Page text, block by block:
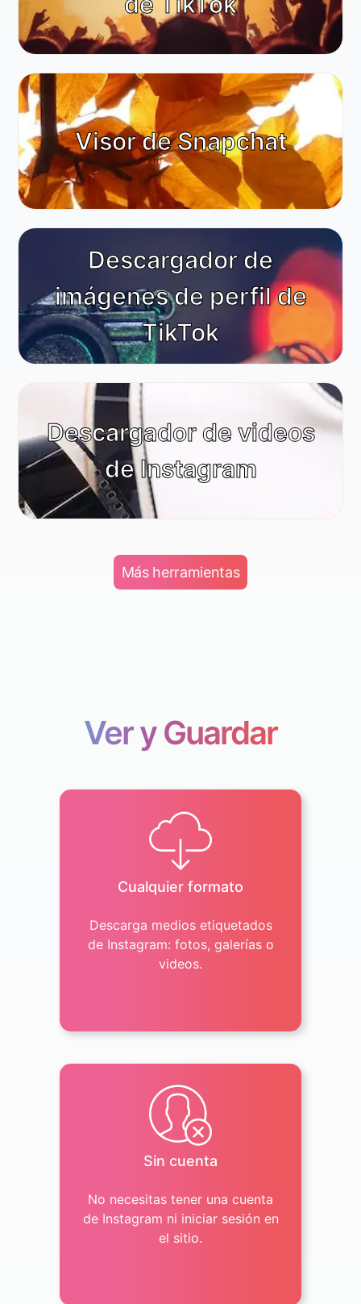
Visor de Snapchat
Descargador de
imágenes de perfil de
TikTok
Descargador de videos
de Instagram
Más herramientas
Ver y Guardar
Cualquier formato
Descarga medios etiquetados
de Instagram: fotos, galerías o
videos.
Sin cuenta
No necesitas tener una cuenta
de Instagram ni iniciar sesión en
el sitio.